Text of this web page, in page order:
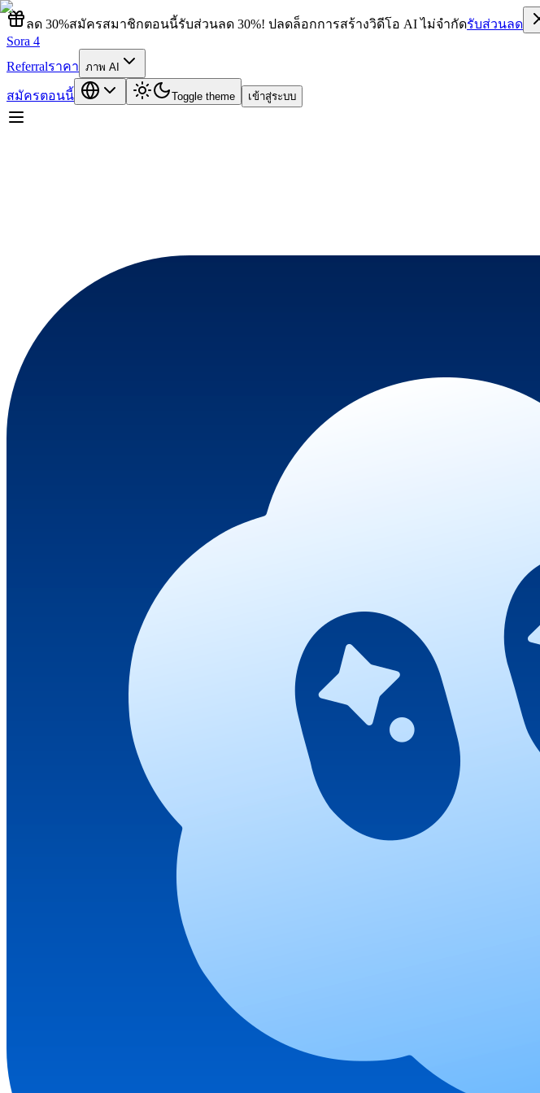
ลด 30%สมัครสมาชิกตอนนี้รับส่วนลด 30%! ปลดล็อกการสร้างวิดีโอ AI ไม่จำกัดรับส่วนลด
Sora 4
Referralราคา ภาพ AI
สมัครตอนนี้ Toggle theme เข้าสู่ระบบ